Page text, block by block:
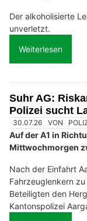
Der alkoholisierte
unverletzt.
Weiterlesen
Suhr AG:
Polizei sucht
30.07.26 VON
Auf der A1 in
Mittwochmorgen
Nach der Einfahrt
Fahrzeuglenkern
Beteiligten den
Kantonspolizei